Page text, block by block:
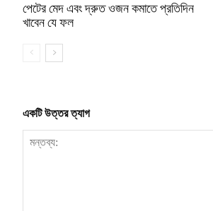
পেটের মেদ এবং দ্রুত ওজন কমাতে প্রতিদিন
খাবেন যে ফল
একটি উত্তর ত্যাগ